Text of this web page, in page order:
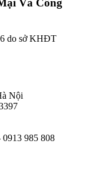
Và Công
do sở KHĐT
Nội
0913 985 808